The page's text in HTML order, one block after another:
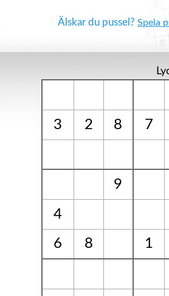
Älskar du pussel?Spela
3 2 8 7
9
4
6
8 1